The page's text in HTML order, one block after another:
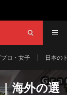
ロ・女子 日本の
海外の選